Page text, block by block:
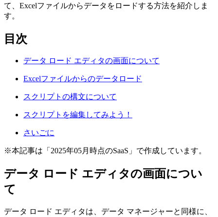
て、Excelファイルからデータをロードする方法を紹介しま
す。
目次
データ ロード エディタの画面について
Excelファイルからのデータロード
スクリプトの構文について
スクリプトを編集してみよう！
さいごに
※本記事は「2025年05月時点のSaaS」で作成しています。
データ ロード エディタの画面につい
て
データ ロード エディタは、データ マネージャーと同様に、